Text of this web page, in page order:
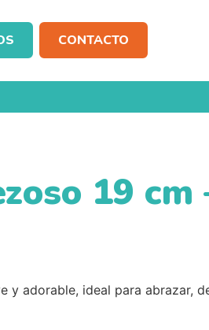
CONTACTO
19 cm
y adorable, ideal para abrazar,